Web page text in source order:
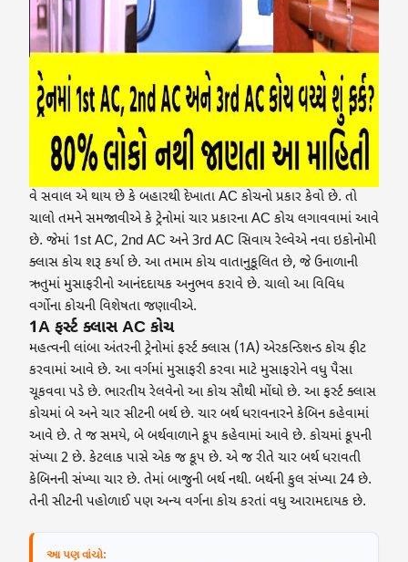
વે સવાલ એ થાય છે કે બહારથી દેખાતા AC કોચનો પ્રકાર કેવો છે. તો
ચાલો તમને સમજાવીએ કે ટ્રેનોમાં ચાર પ્રકારના AC કોચ લગાવવામાં આવે
છે. જેમાં 1st AC, 2nd AC અને 3rd AC સિવાય રેલ્વેએ નવા ઇકોનોમી
ક્લાસ કોચ શરૂ કર્યા છે. આ તમામ કોચ વાતાનુકૂલિત છે, જે ઉનાળાની
ઋતુમાં મુસાફરીનો આનંદદાયક અનુભવ કરાવે છે. ચાલો આ વિવિધ
વર્ગોના કોચની વિશેષતા જણાવીએ.
1A ફર્સ્ટ ક્લાસ AC કોચ
મહત્વની લાંબા અંતરની ટ્રેનોમાં ફર્સ્ટ ક્લાસ (1A) એરકન્ડિશન્ડ કોચ ફીટ
કરવામાં આવે છે. આ વર્ગમાં મુસાફરી કરવા માટે મુસાફરોને વધુ પૈસા
ચૂકવવા પડે છે. ભારતીય રેલવેનો આ કોચ સૌથી મોંઘો છે. આ ફર્સ્ટ ક્લાસ
કોચમાં બે અને ચાર સીટની બર્થ છે. ચાર બર્થ ધરાવનારને કેબિન કહેવામાં
આવે છે. તે જ સમયે, બે બર્થવાળાને કૂપ કહેવામાં આવે છે. કોચમાં કૂપની
સંખ્યા 2 છે. કેટલાક પાસે એક જ કૂપ છે. એ જ રીતે ચાર બર્થ ધરાવતી
કેબિનની સંખ્યા ચાર છે. તેમાં બાજુની બર્થ નથી. બર્થની કુલ સંખ્યા 24 છે.
તેની સીટની પહોળાઈ પણ અન્ય વર્ગના કોચ કરતાં વધુ આરામદાયક છે.
આ પણ વાંચો: